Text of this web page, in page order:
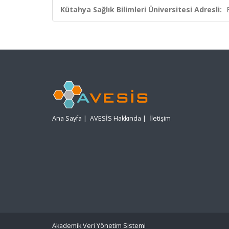
Kütahya Sağlık Bilimleri Üniversitesi Adresli:
Ana Sayfa | AVESİS Hakkında | İletişim
Akademik Veri Yönetim Sistemi